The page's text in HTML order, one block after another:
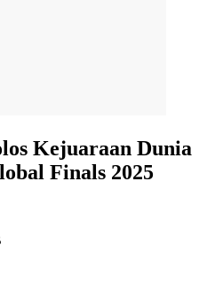
Kejuaraan Dunia
Finals 2025